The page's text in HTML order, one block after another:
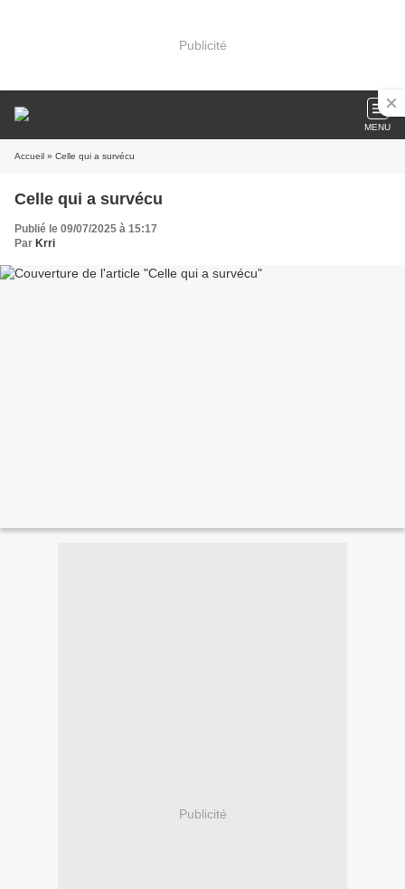
Publicité
MENU
Accueil » Celle qui a survécu
Celle qui a survécu
Publié le 09/07/2025 à 15:17
Par Krri
Publicité